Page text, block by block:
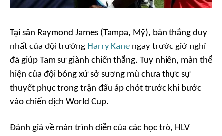
Tại sân Raymond James (Tampa, Mỹ), bàn thắng duy
nhất của đội trưởng Harry Kane ngay trước giờ nghỉ
đã giúp Tam sư giành chiến thắng. Tuy nhiên, màn thể
hiện của đội bóng xứ sở sương mù chưa thực sự
thuyết phục trong trận đấu áp chót trước khi bước
vào chiến dịch World Cup.
Đánh giá về màn trình diễn của các học trò, HLV